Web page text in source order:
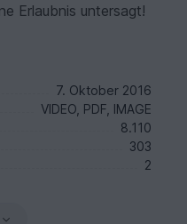
Erlaubnis untersagt!
7. Oktober 2016
VIDEO, PDF, IMAGE
8.110
303
2